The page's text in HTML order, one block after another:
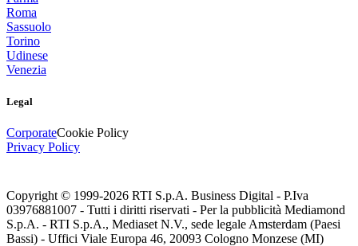
Roma
Sassuolo
Torino
Udinese
Venezia
Legal
CorporateCookie Policy
Privacy Policy
Copyright © 1999-2026 RTI S.p.A. Business Digital - P.Iva
03976881007 - Tutti i diritti riservati - Per la pubblicità Mediamond
S.p.A. - RTI S.p.A., Mediaset N.V., sede legale Amsterdam (Paesi
Bassi) - Uffici Viale Europa 46, 20093 Cologno Monzese (MI)